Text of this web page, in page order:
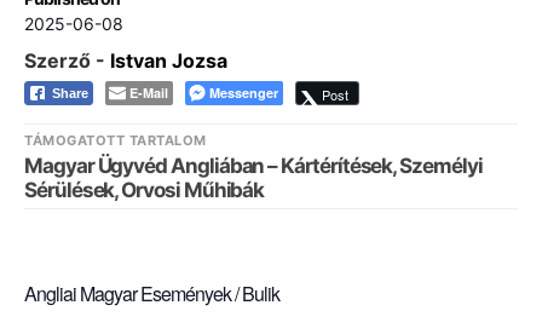
2025-06-08
Szerző - Istvan Jozsa
Share E-Mail Messenger Post
TÁMOGATOTT TARTALOM
Magyar Ügyvéd Angliában – Kártérítések, Személyi
Sérülések, Orvosi Műhibák
Angliai Magyar Események / Bulik